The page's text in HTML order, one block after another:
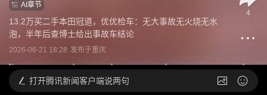
AI章节
13.2万买二手本田冠道，优优检车：无大事故无火烧无水
泡，半年后查博士给出事故车结论
2026-06-21 18:28 发布于重庆
4
打开腾讯新闻客户端说两句